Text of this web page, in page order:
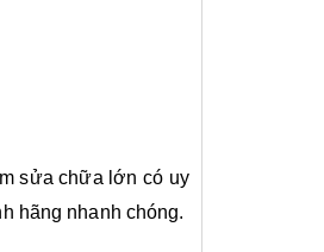
sửa chữa lớn có uy
hãng nhanh chóng.